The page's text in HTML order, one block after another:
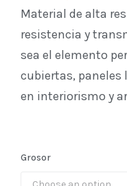
Material de alta
resistencia y
sea el elemento
cubiertas, paneles
en interiorismo y
Grosor